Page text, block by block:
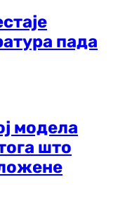
пада
модела
што